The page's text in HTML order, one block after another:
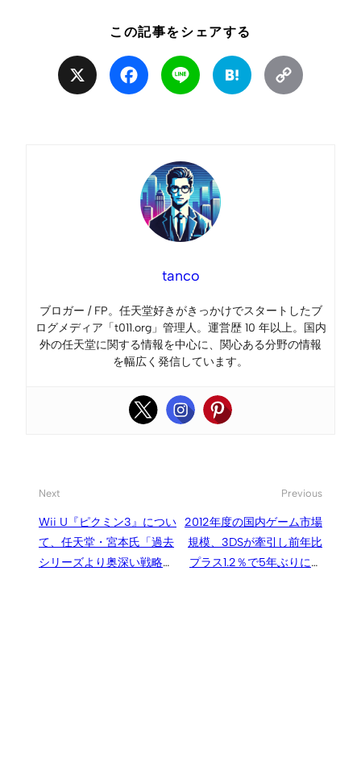
この記事をシェアする
Facebook Line Hatena
tanco
ブロガー / FP。任天堂好きがきっかけでスタートしたブ
ログメディア「t011.org」管理人。運営歴 10 年以上。国内
外の任天堂に関する情報を中心に、関心ある分野の情報
を幅広く発信しています。
Next
Wii U『ピクミン3』につい
て、任天堂・宮本氏「過去
シリーズより奥深い戦略性
Previous
2012年度の国内ゲーム市場
規模、3DSが牽引し前年比
プラス1.2％で5年ぶりに増